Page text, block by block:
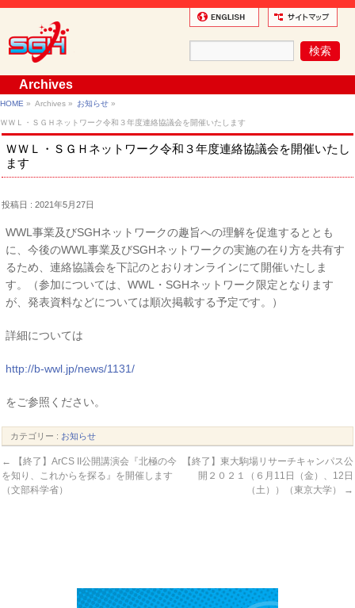
Archives
HOME » Archives » お知らせ »
ＷＷＬ・ＳＧＨネットワーク令和３年度連絡協議会を開催いたします
ＷＷＬ・ＳＧＨネットワーク令和３年度連絡協議会を開催いたし
ます
投稿日 : 2021年5月27日
WWL事業及びSGHネットワークの趣旨への理解を促進するととも
に、今後のWWL事業及びSGHネットワークの実施の在り方を共有す
るため、連絡協議会を下記のとおりオンラインにて開催いたしま
す。（参加については、WWL・SGHネットワーク限定となります
が、発表資料などについては順次掲載する予定です。）
詳細については
http://b-wwl.jp/news/1131/
をご参照ください。
カテゴリー : お知らせ
←
【終了】ArCS II公開講演会『北極の今
を知り、これからを探る』を開催します
（文部科学省）
【終了】東大駒場リサーチキャンパス公
開２０２１（６月11日（金）、12日
（土））（東京大学）
→